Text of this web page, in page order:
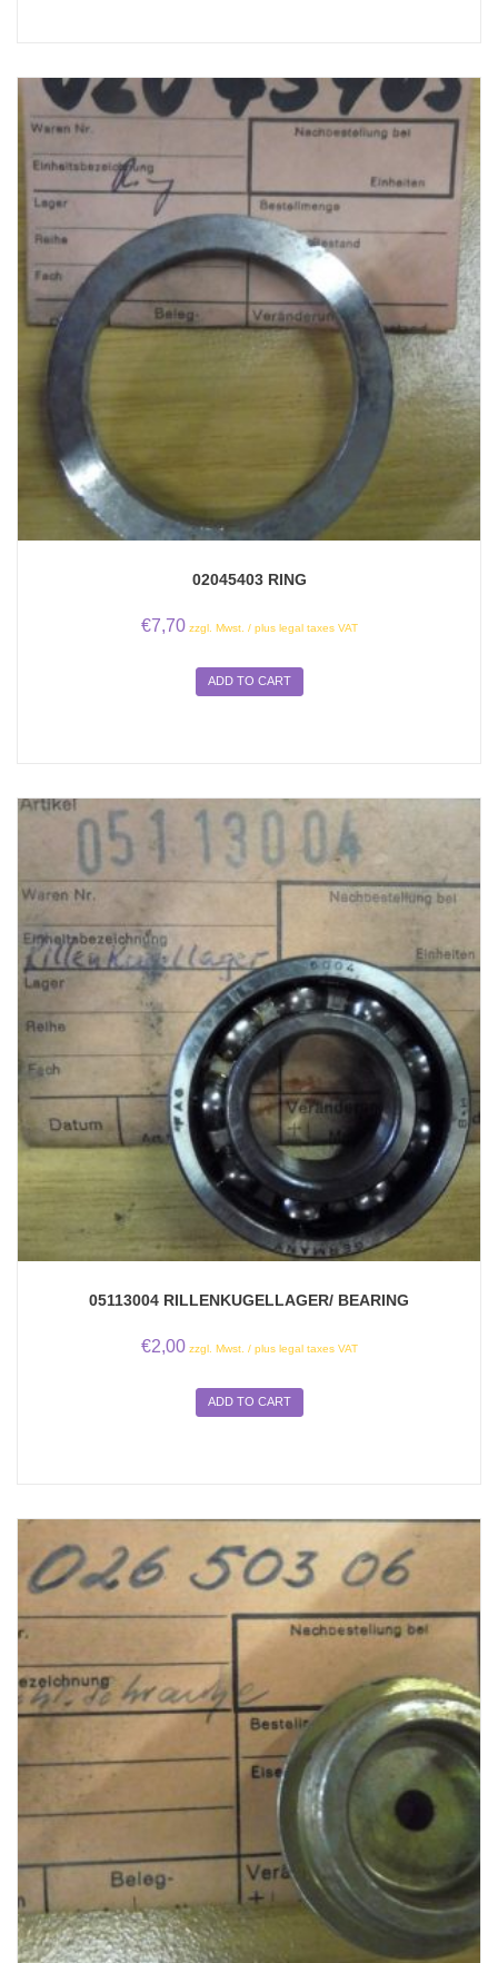
02045403 RING
€7,70 zzgl. Mwst. / plus legal taxes VAT
ADD TO CART
05113004 RILLENKUGELLAGER/ BEARING
€2,00 zzgl. Mwst. / plus legal taxes VAT
ADD TO CART